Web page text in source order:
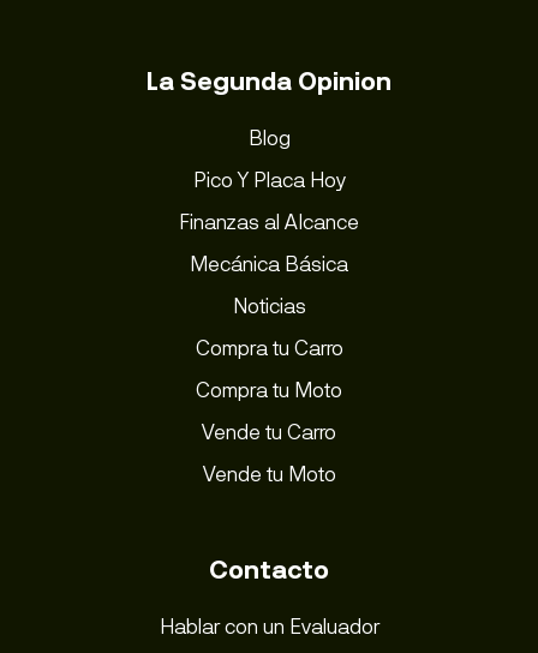
La Segunda Opinion
Blog
Pico Y Placa Hoy
Finanzas al Alcance
Mecánica Básica
Noticias
Compra tu Carro
Compra tu Moto
Vende tu Carro
Vende tu Moto
Contacto
Hablar con un Evaluador